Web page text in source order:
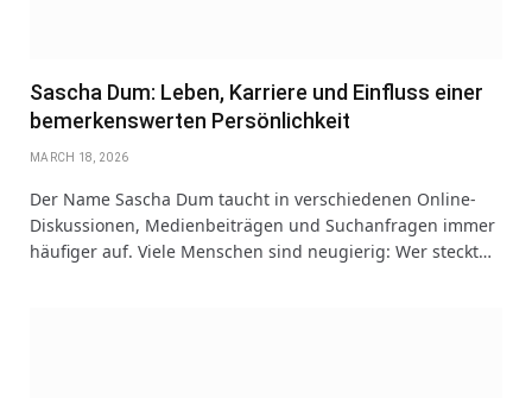
Sascha Dum: Leben, Karriere und Einfluss einer
bemerkenswerten Persönlichkeit
MARCH 18, 2026
Der Name Sascha Dum taucht in verschiedenen Online-
Diskussionen, Medienbeiträgen und Suchanfragen immer
häufiger auf. Viele Menschen sind neugierig: Wer steckt…